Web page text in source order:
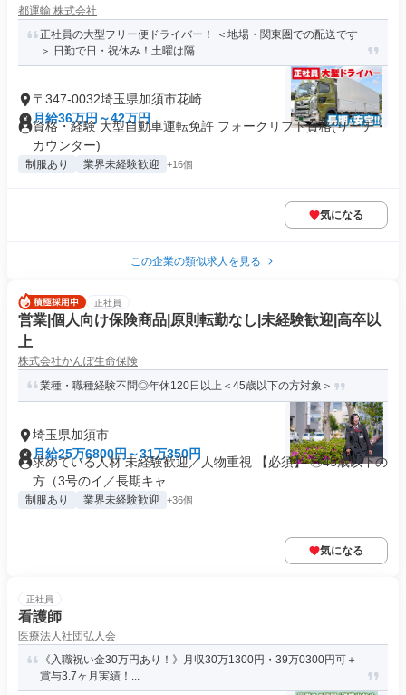
都運輸 株式会社
正社員の大型フリー便ドライバー！ ＜地場・関東圏での配送です
＞ 日勤で日・祝休み！土曜は隔...
〒347-0032埼玉県加須市花崎
月給36万円～42万円
資格・経験 大型自動車運転免許 フォークリフト資格(リーチ・
カウンター)
制服あり 業界未経験歓迎 +16個
気になる
この企業の類似求人を見る
正社員
営業|個人向け保険商品|原則転勤なし|未経験歓迎|高卒以
上
株式会社かんぽ生命保険
業種・職種経験不問◎年休120日以上＜45歳以下の方対象＞
埼玉県加須市
月給25万6800円～31万350円
求めている人材 未経験歓迎／人物重視 【必須】 ◎45歳以下の
方（3号のイ／長期キャ...
制服あり 業界未経験歓迎 +36個
気になる
正社員
看護師
医療法人社団弘人会
《入職祝い金30万円あり！》月収30万1300円・39万0300円可＋
賞与3.7ヶ月実績！...